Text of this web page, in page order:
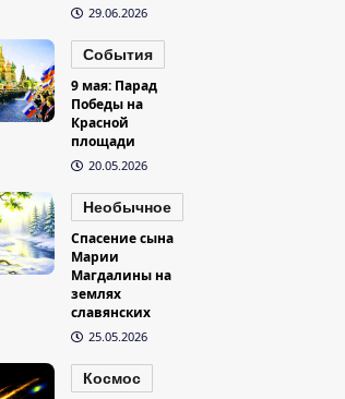
29.06.2026
События
9 мая: Парад
Победы на
Красной
площади
20.05.2026
Необычное
Спасение сына
Марии
Магдалины на
землях
славянских
25.05.2026
Космос